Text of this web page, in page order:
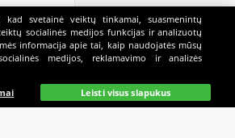
Paieška Mano Kazino
kad svetainė veiktų tinkamai, suasmenintų
socialinės medijos funkcijas ir analizuotų
informacija apie tai, kaip naudojatės mūsų
medijos, reklamavimo ir analizės
Leisti visus slapukus